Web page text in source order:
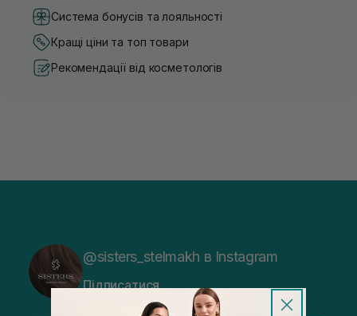
Система бонусів та лояльності
Кращі ціни та топ товари
Рекомендації від косметологів
@sisters_stelmakh в Instagram
Підписатися